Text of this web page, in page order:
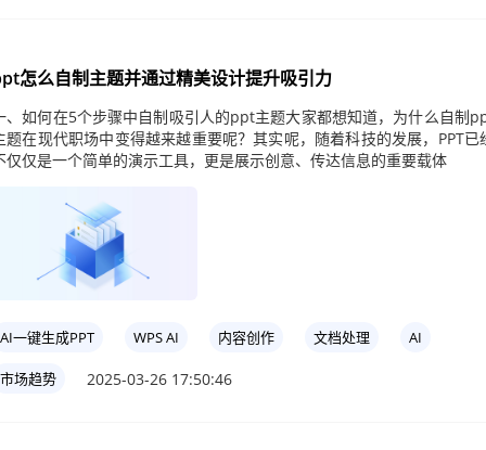
怎么自制主题并通过精美设计提升吸引力
、如何在5个步骤中自制吸引人的ppt主题大家都想知道，为什么自制
题在现代职场中变得越来越重要呢？其实呢，随着科技的发展，PPT已
仅仅是一个简单的演示工具，更是展示创意、传达信息的重要载体
AI一键生成PPT WPS AI 内容创作 文档处理 AI
市场趋势 2025-03-26 17:50:46